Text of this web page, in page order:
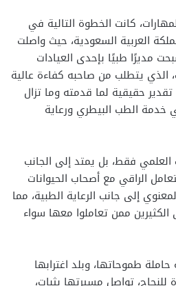
كانت الخطوة التالية في
العربية السعودية، حيث واصلت
مديرًا طبيًا بإحدى العيادات
الذي يتطلب من صاحبه كفاءة عالية
حقيقية لما قدمته وما تزال
الطب البيطري ورعاية
العلمي فقط، بل يمتد إلى الجانب
الراقي مع أصحاب الحيوانات
إلى جانب الرعاية الطبية، مما
ممن تعاملوا معها سواء
طموحاتها، وبلد اغترابها
تواصل مسيرتها بثبات،